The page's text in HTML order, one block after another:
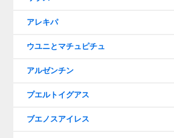
アレキパ
ウユニとマチュピチュ
アルゼンチン
プエルトイグアス
ブエノスアイレス